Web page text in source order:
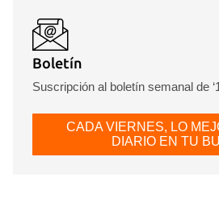
Boletín
Suscripción al boletín semanal de
CADA VIERNES, LO
DIARIO EN TU